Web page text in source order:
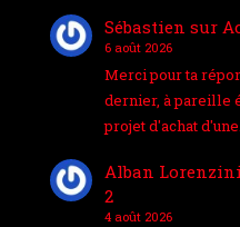
Sébastien sur
6 août 2026
Merci pour ta
dernier, à pareille
projet d'achat
Alban Lorenzini
2
4 août 2026